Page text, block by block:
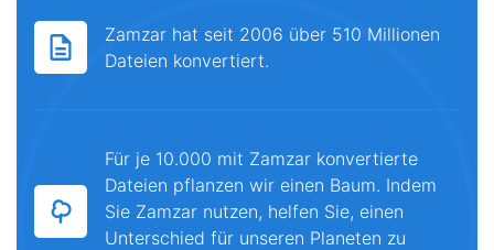
Zamzar hat seit 2006 über 510 Millionen
Dateien konvertiert.
Für je 10.000 mit Zamzar konvertierte
Dateien pflanzen wir einen Baum. Indem
Sie Zamzar nutzen, helfen Sie, einen
Unterschied für unseren Planeten zu